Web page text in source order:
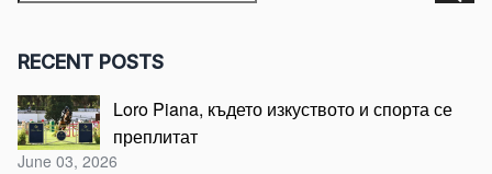
RECENT POSTS
Loro Piana, където изкуството и спорта се
преплитат
June 03, 2026